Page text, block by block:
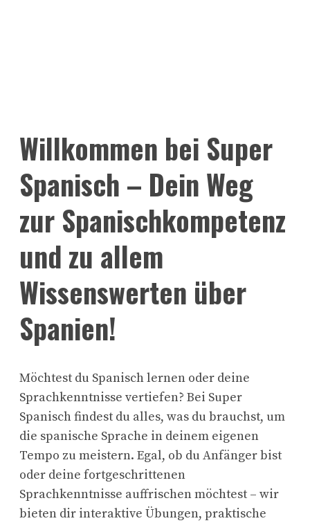
Willkommen bei Super
Spanisch – Dein Weg
zur Spanischkompetenz
und zu allem
Wissenswerten über
Spanien!
Möchtest du Spanisch lernen oder deine
Sprachkenntnisse vertiefen? Bei Super
Spanisch findest du alles, was du brauchst, um
die spanische Sprache in deinem eigenen
Tempo zu meistern. Egal, ob du Anfänger bist
oder deine fortgeschrittenen
Sprachkenntnisse auffrischen möchtest – wir
bieten dir interaktive Übungen, praktische